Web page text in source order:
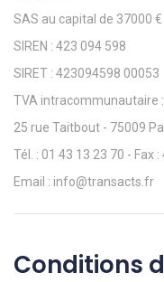
SAS au capital de 37000 €
SIREN : 423 094 598
SIRET : 423094598 00053
TVA intracommunautaire
25 rue Taitbout - 75009
Tél. : 01 43 13 23 70 - Fax :
Email : info@transacts.fr
Conditions